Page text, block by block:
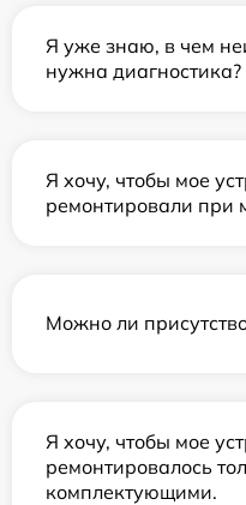
Я уже знаю, в чем
нужна диагностика?
Я хочу, чтобы мое
ремонтировали при
Можно ли
Я хочу, чтобы мое
ремонтировалось
комплектующими.